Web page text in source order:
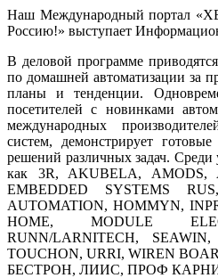
Наш Международный портал
Россию!» выступает
В деловой программе
по домашней автоматизации за
планы и тенденции.
посетителей с новинками
международных
систем, демонстрирует
решений различных задач. Среди
как 3R, AKUBELA, AMODS,
EMBEDDED SYSTEMS
AUTOMATION, HOMMYN,
HOME, MODULE
RUNN/LARNITECH,
TOUCHON, URRI, WIREN
БЕСТРОН, ЛИИС, ПРОФ